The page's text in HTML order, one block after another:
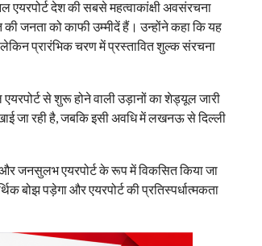
देश की सबसे महत्वाकांक्षी अवसंरचना
की जनता को काफी उम्मीदें हैं। उन्होंने कहा कि यह
लेकिन प्रारंभिक चरण में प्रस्तावित शुल्क संरचना
से शुरू होने वाली उड़ानों का शेड्यूल जारी
जा रही है, जबकि इसी अवधि में लखनऊ से दिल्ली
जनसुलभ एयरपोर्ट के रूप में विकसित किया जा
बोझ पड़ेगा और एयरपोर्ट की प्रतिस्पर्धात्मकता